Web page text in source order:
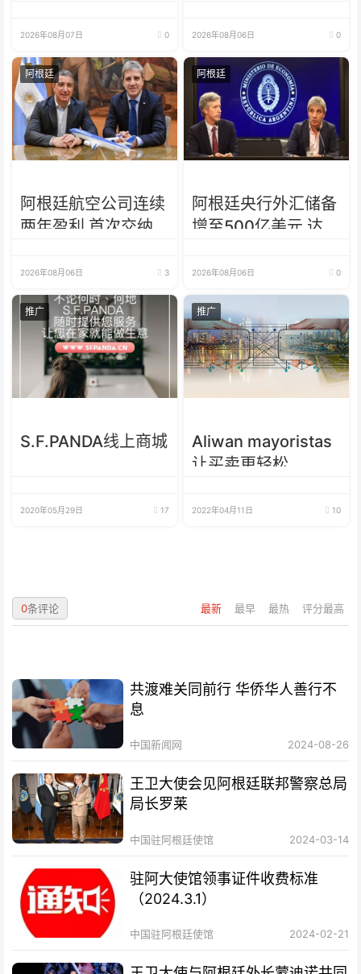
2026年08月07日 0
商招待会！
2026年08月06日 0
阿根廷
阿根廷航空公司连续
两年盈利 首次交纳
2026年08月06日 3
阿根廷
阿根廷央行外汇储备
增至500亿美元 达近
2026年08月06日 0
推广
S.F.PANDA线上商城
2020年05月29日 17
推广
Aliwan mayoristas
让买卖更轻松
2022年04月11日 10
最新 最早 最热 评分最高
0条评论
共渡难关同前行 华侨华人善行不
息
中国新闻网 2024-08-26
王卫大使会见阿根廷联邦警察总局
局长罗莱
中国驻阿根廷使馆 2024-03-14
驻阿大使馆领事证件收费标准
（2024.3.1）
中国驻阿根廷使馆 2024-02-21